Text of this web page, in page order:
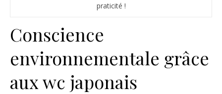
praticité !
Conscience
environnementale grâce
aux wc japonais